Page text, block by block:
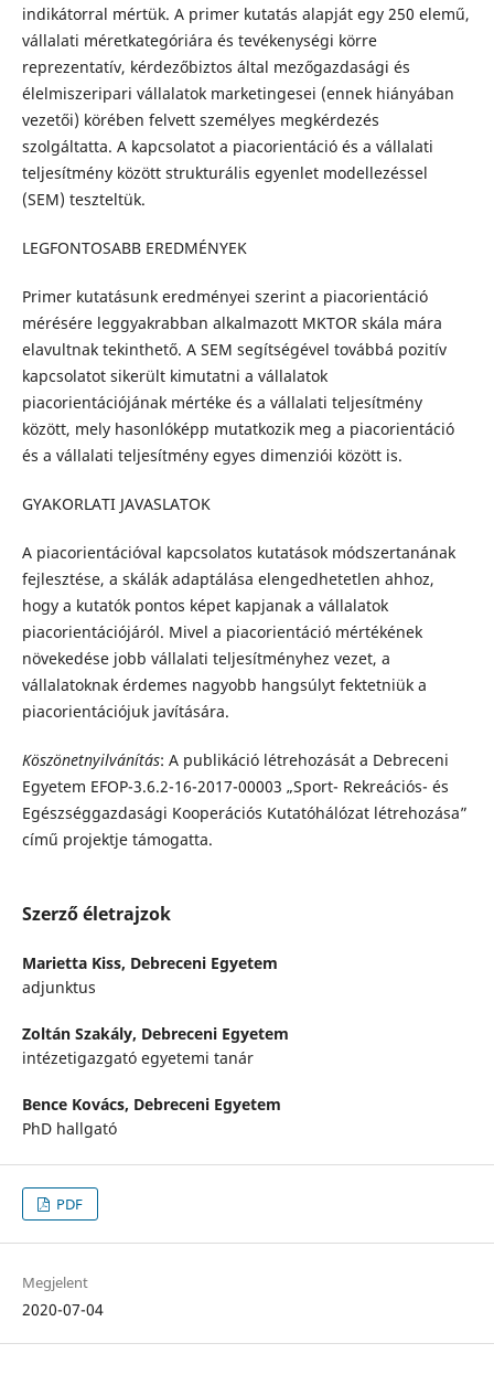
indikátorral mértük. A primer kutatás alapját egy 250 elemű,
vállalati méretkategóriára és tevékenységi körre
reprezentatív, kérdezőbiztos által mezőgazdasági és
élelmiszeripari vállalatok marketingesei (ennek hiányában
vezetői) körében felvett személyes megkérdezés
szolgáltatta. A kapcsolatot a piacorientáció és a vállalati
teljesítmény között strukturális egyenlet modellezéssel
(SEM) teszteltük.
LEGFONTOSABB EREDMÉNYEK
Primer kutatásunk eredményei szerint a piacorientáció
mérésére leggyakrabban alkalmazott MKTOR skála mára
elavultnak tekinthető. A SEM segítségével továbbá pozitív
kapcsolatot sikerült kimutatni a vállalatok
piacorientációjának mértéke és a vállalati teljesítmény
között, mely hasonlóképp mutatkozik meg a piacorientáció
és a vállalati teljesítmény egyes dimenziói között is.
GYAKORLATI JAVASLATOK
A piacorientációval kapcsolatos kutatások módszertanának
fejlesztése, a skálák adaptálása elengedhetetlen ahhoz,
hogy a kutatók pontos képet kapjanak a vállalatok
piacorientációjáról. Mivel a piacorientáció mértékének
növekedése jobb vállalati teljesítményhez vezet, a
vállalatoknak érdemes nagyobb hangsúlyt fektetniük a
piacorientációjuk javítására.
Köszönetnyilvánítás: A publikáció létrehozását a Debreceni
Egyetem EFOP-3.6.2-16-2017-00003 „Sport- Rekreációs- és
Egészséggazdasági Kooperációs Kutatóhálózat létrehozása”
című projektje támogatta.
Szerző életrajzok
Marietta Kiss, Debreceni Egyetem
adjunktus
Zoltán Szakály, Debreceni Egyetem
intézetigazgató egyetemi tanár
Bence Kovács, Debreceni Egyetem
PhD hallgató
PDF
Megjelent
2020-07-04